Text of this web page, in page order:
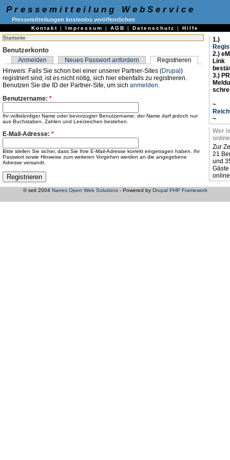
Pressemitteilung WebService
Pressemitteilungen kostenlos veröffentlichen
Kontakt | Impressum | AGB | Datenschutz | Hilfe
Startseite
Benutzerkonto
Anmelden Neues Passwort anfordern
Registrieren
Hinweis: Falls Sie schon bei einer unserer Partner-Sites (Drupal)
registriert sind, ist es nicht nötig, sich hier ebenfalls zu registrieren.
Benutzen Sie die ID der Partner-Site, um sich anmelden
Benutzername: *
Ihr vollständiger Name oder bevorzugter Benutzername; der Name darf jedoch nur
aus Buchstaben, Zahlen und Leerzeichen bestehen.
E-Mail-Adresse: *
Bitte stellen Sie sicher, dass Sie Ihre E-Mail-Adresse korrekt eingetragen haben. Ihr
Passwort sowie Hinweise zum weiteren Vorgehen werden an die angegebene
Adresse versandt.
1.)
2.)
Link
3.)
~
~
Wer
online
Zur
21
und
Gäste
© seit 2004 Narres Open Web Solutions- Powered by Drupal PHP Framework